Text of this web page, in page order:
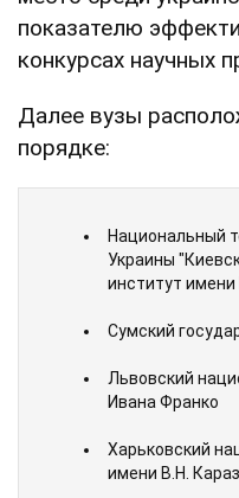
показателю
конкурсах научных
Далее вузы
порядке:
Национальный
Украины
институт имени
Сумский
Львовский
Ивана Франко
Харьковский
имени В.Н.